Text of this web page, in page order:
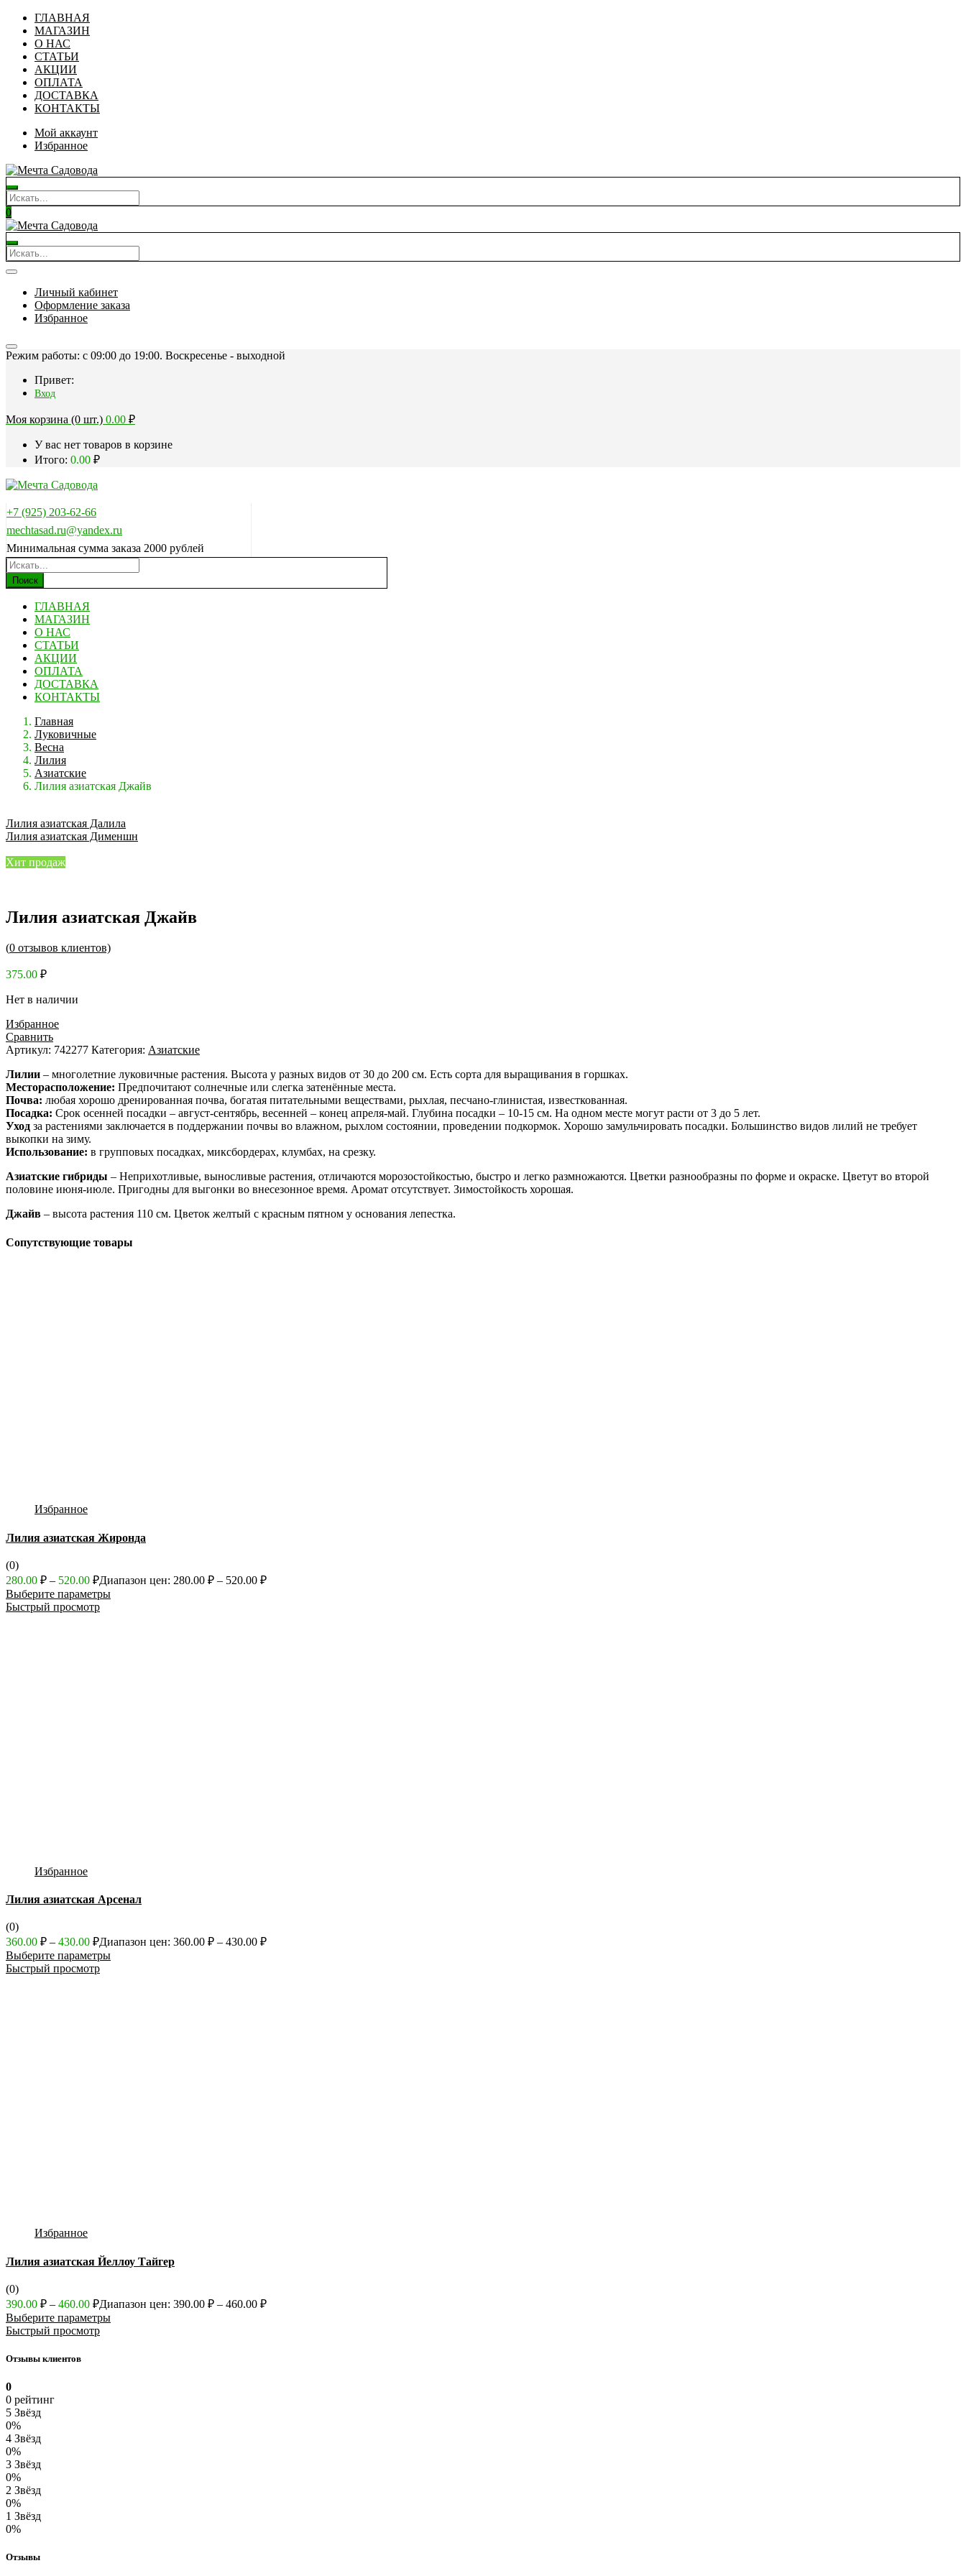
ГЛАВНАЯ
МАГАЗИН
О НАС
СТАТЬИ
АКЦИИ
ОПЛАТА
ДОСТАВКА
КОНТАКТЫ
Мой аккаунт
Избранное
0
Личный кабинет
Оформление заказа
Избранное
Режим работы: c 09:00 до 19:00. Воскресенье - выходной
Привет:
Вход
Моя корзина (0 шт.) 0.00 ₽
У вас нет товаров в корзине
Итого: 0.00 ₽
+7 (925) 203-62-66
mechtasad.ru@yandex.ru
Минимальная сумма заказа 2000 рублей
Поиск
ГЛАВНАЯ
МАГАЗИН
О НАС
СТАТЬИ
АКЦИИ
ОПЛАТА
ДОСТАВКА
КОНТАКТЫ
Главная
Луковичные
Весна
Лилия
Азиатские
Лилия азиатская Джайв
Лилия азиатская Далила
Лилия азиатская Дименшн
Хит продаж
Лилия азиатская Джайв
(0 отзывов клиентов)
375.00 ₽
Нет в наличии
Избранное
Сравнить
Артикул: 742277 Категория: Азиатские
Лилии – многолетние луковичные растения. Высота у разных видов от 30 до 200 см. Есть сорта для выращивания в горшках.
Месторасположение: Предпочитают солнечные или слегка затенённые места.
Почва: любая хорошо дренированная почва, богатая питательными веществами, рыхлая, песчано-глинистая, известкованная.
Посадка: Срок осенней посадки – август-сентябрь, весенней – конец апреля-май. Глубина посадки – 10-15 см. На одном месте могут расти от 3 до 5 лет.
Уход за растениями заключается в поддержании почвы во влажном, рыхлом состоянии, проведении подкормок. Хорошо замульчировать посадки. Большинство видов лилий не требует
выкопки на зиму.
Использование: в групповых посадках, миксбордерах, клумбах, на срезку.
Азиатские гибриды – Неприхотливые, выносливые растения, отличаются морозостойкостью, быстро и легко размножаются. Цветки разнообразны по форме и окраске. Цветут во второй
половине июня-июле. Пригодны для выгонки во внесезонное время. Аромат отсутствует. Зимостойкость хорошая.
Джайв – высота растения 110 см. Цветок желтый с красным пятном у основания лепестка.
Сопутствующие товары
Избранное
Лилия азиатская Жиронда
(0)
280.00 ₽ – 520.00 ₽Диапазон цен: 280.00 ₽ – 520.00 ₽
Выберите параметры
Быстрый просмотр
Избранное
Лилия азиатская Арсенал
(0)
360.00 ₽ – 430.00 ₽Диапазон цен: 360.00 ₽ – 430.00 ₽
Выберите параметры
Быстрый просмотр
Избранное
Лилия азиатская Йеллоу Тайгер
(0)
390.00 ₽ – 460.00 ₽Диапазон цен: 390.00 ₽ – 460.00 ₽
Выберите параметры
Быстрый просмотр
Отзывы клиентов
0
0 рейтинг
5 Звёзд
0%
4 Звёзд
0%
3 Звёзд
0%
2 Звёзд
0%
1 Звёзд
0%
Отзывы